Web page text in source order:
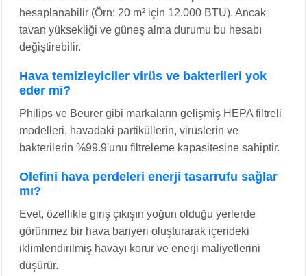
hesaplanabilir (Örn: 20 m² için 12.000 BTU). Ancak
tavan yüksekliği ve güneş alma durumu bu hesabı
değiştirebilir.
Hava temizleyiciler virüs ve bakterileri yok
eder mi?
Philips ve Beurer gibi markaların gelişmiş HEPA filtreli
modelleri, havadaki partiküllerin, virüslerin ve
bakterilerin %99.9'unu filtreleme kapasitesine sahiptir.
Olefini hava perdeleri enerji tasarrufu sağlar
mı?
Evet, özellikle giriş çıkışın yoğun olduğu yerlerde
görünmez bir hava bariyeri oluşturarak içerideki
iklimlendirilmiş havayı korur ve enerji maliyetlerini
düşürür.